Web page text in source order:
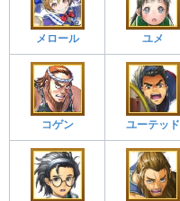
メロール ユメ
コゲン ユーテッド